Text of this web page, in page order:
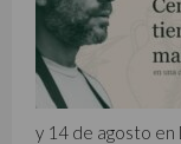
y 14 de agosto en